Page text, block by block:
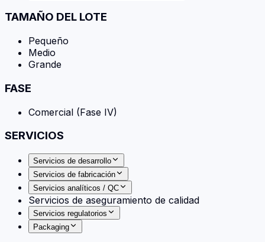
TAMAÑO DEL LOTE
Pequeño
Medio
Grande
FASE
Comercial (Fase IV)
SERVICIOS
Servicios de desarrollo
Servicios de fabricación
Servicios analíticos / QC
Servicios de aseguramiento de calidad
Servicios regulatorios
Packaging